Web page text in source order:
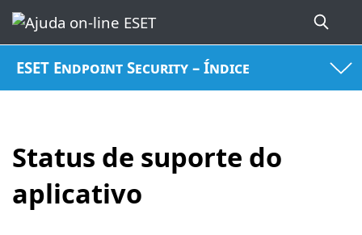
ESET Endpoint Security – Índice
Status de suporte do
aplicativo